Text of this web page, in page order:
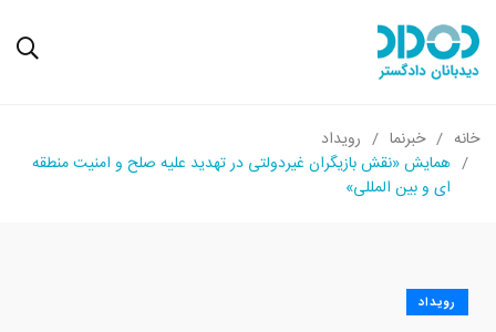
خانه خبرنما
رویداد
همایش «نقش بازیگران غیردولتی در تهدید علیه صلح و امنیت منطقه
ای و بین المللی»
رویداد